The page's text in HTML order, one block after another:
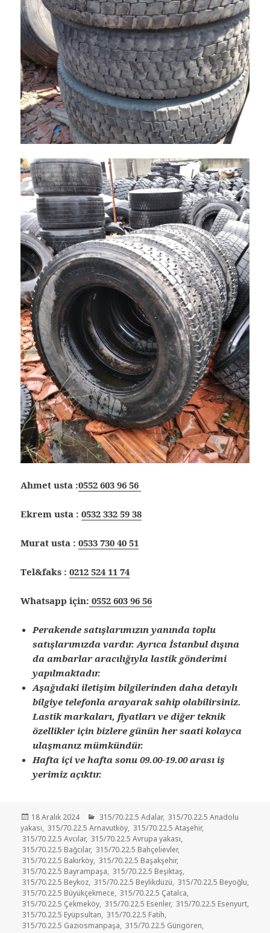
Ahmet usta :0552 603 96 56
Ekrem usta :0532 332 59 38
Murat usta :0533 730 40 51
Tel&faks :0212 524 11 74
Whatsapp için: 0552 603 96 56
Perakende satışlarımızın yanında toplu
satışlarımızda vardır. Ayrıca İstanbul dışına
da ambarlar aracılığıyla lastik gönderimi
yapılmaktadır.
Aşağıdaki iletişim bilgilerinden daha detaylı
bilgiye telefonla arayarak sahip olabilirsiniz.
Lastik markaları, fiyatları ve diğer teknik
özellikler için bizlere günün her saati kolayca
ulaşmanız mümkündür.
Hafta içi ve hafta sonu 09.00-19.00 arası iş
yerimiz açıktır.
Yayın
tarihi
18 Aralık 2024 Kategoriler
315/70.22.5 Adalar, 315/70.22.5 Anadolu
yakası, 315/70.22.5 Arnavutköy, 315/70.22.5 Ataşehir,
315/70.22.5 Avcılar, 315/70.22.5 Avrupa yakası,
315/70.22.5 Bağcılar, 315/70.22.5 Bahçelievler,
315/70.22.5 Bakırköy, 315/70.22.5 Başakşehir,
315/70.22.5 Bayrampaşa, 315/70.22.5 Beşiktaş,
315/70.22.5 Beykoz, 315/70.22.5 Beylikdüzü, 315/70.22.5 Beyoğlu,
315/70.22.5 Büyükçekmece, 315/70.22.5 Çatalca,
315/70.22.5 Çekmeköy, 315/70.22.5 Esenler, 315/70.22.5 Esenyurt,
315/70.22.5 Eyüpsultan, 315/70.22.5 Fatih,
315/70.22.5 Gaziosmanpaşa, 315/70.22.5 Güngören,